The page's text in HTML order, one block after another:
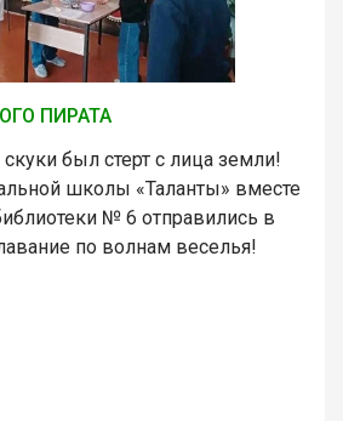
ПИРАТА
был стерт с лица земли!
школы «Таланты» вместе
№ 6 отправились в
по волнам веселья!